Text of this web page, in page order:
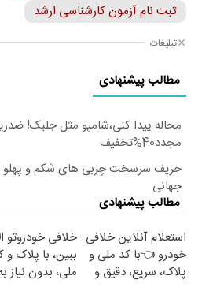
ثبت نام آزمون کارشناسی ارشد
تبلیغات
مطالب پیشنهادی
محاله پیدا کنی،شامپو مثل جلبک!
مجدد40%تخفیف
حریف سرسخت چربی های شکم و پهلو
جهانی
مطالب پیشنهادی
استعلام آنلاین خلافی
خودرو 👈با کد ملی و
پلاک، سریع، دقیق و
خلافی خودروتو
ببین، با پلاک و
ملی، بدون نیاز